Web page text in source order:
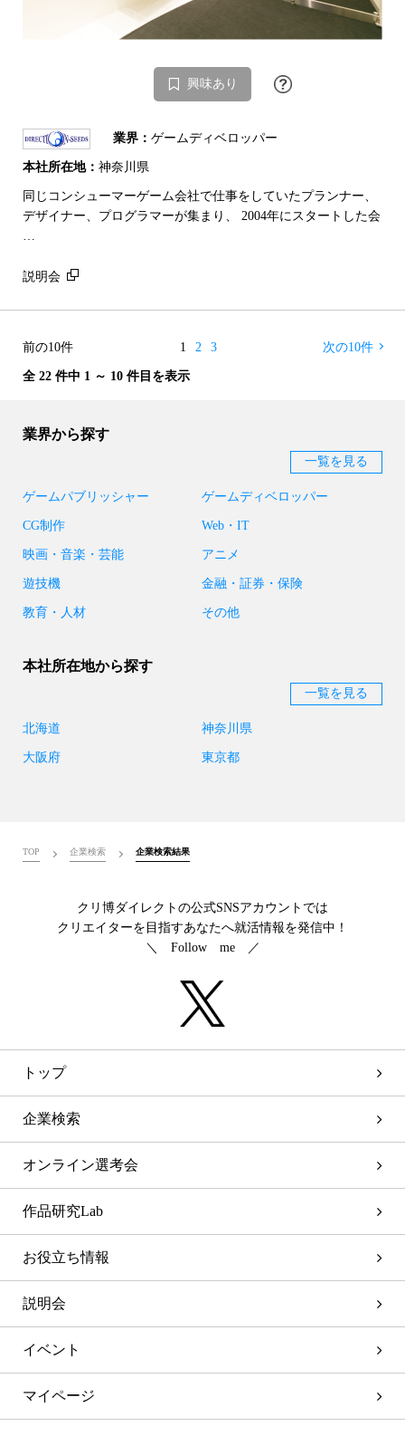
興味あり
業界： ゲームディベロッパー
本社所在地： 神奈川県
同じコンシューマーゲーム会社で仕事をしていたプランナー、
デザイナー、プログラマーが集まり、 2004年にスタートした会
説明会
前の10件 1 2 3 次の10件
全 22 件中 1 ～ 10 件目を表示
業界から探す
一覧を見る
ゲームパブリッシャー ゲームディベロッパー
CG制作 Web・IT
映画・音楽・芸能 アニメ
遊技機 金融・証券・保険
教育・人材 その他
本社所在地から探す
一覧を見る
北海道 神奈川県
大阪府 東京都
TOP 企業検索 企業検索結果
クリ博ダイレクトの公式SNSアカウントでは
クリエイターを目指すあなたへ就活情報を発信中！
＼ Follow me ／
トップ
企業検索
オンライン選考会
作品研究Lab
お役立ち情報
説明会
イベント
マイページ